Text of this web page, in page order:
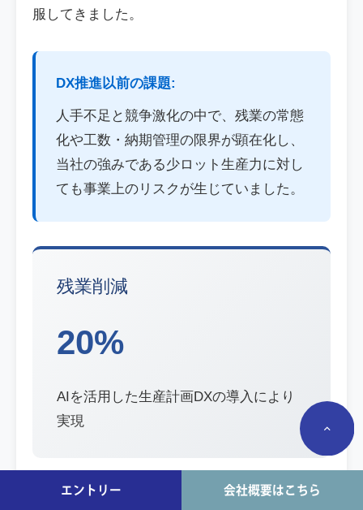
服してきました。
DX推進以前の課題:
人手不足と競争激化の中で、残業の常態
化や工数・納期管理の限界が顕在化し、
当社の強みである少ロット生産力に対し
ても事業上のリスクが生じていました。
残業削減
20%
AIを活用した生産計画DXの導入により
実現
エントリー 会社概要はこちら